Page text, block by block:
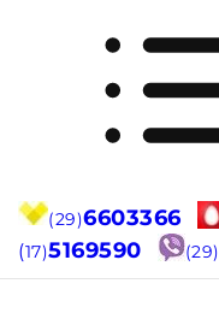
(29)6603366
(17)5169590 (29)